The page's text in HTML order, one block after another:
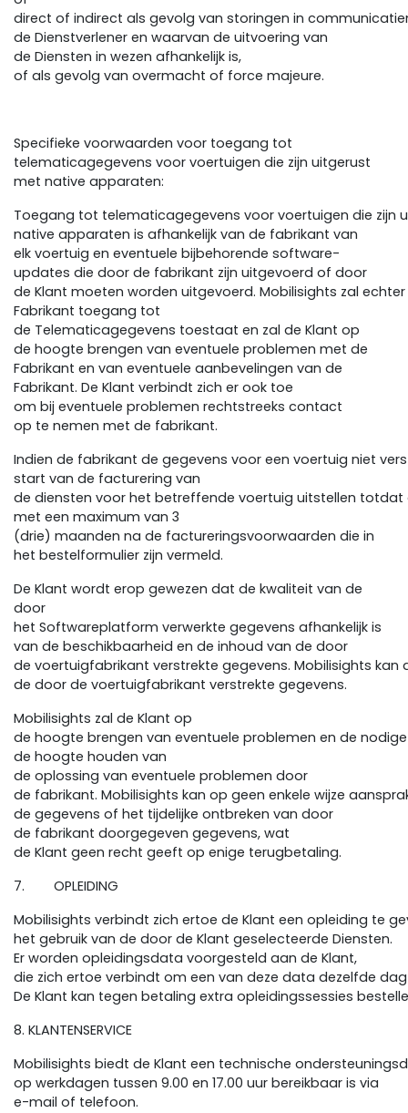
direct of indirect als gevolg van storingen in
de Dienstverlener en waarvan de uitvoering van
de Diensten in wezen afhankelijk is,
of als gevolg van overmacht of force majeure.
Specifieke voorwaarden voor toegang tot
telematicagegevens voor voertuigen die zijn uitgerust
met native apparaten:
Toegang tot telematicagegevens voor voertuigen die zijn
native apparaten is afhankelijk van de fabrikant van
elk voertuig en eventuele bijbehorende software-
updates die door de fabrikant zijn uitgevoerd of door
de Klant moeten worden uitgevoerd. Mobilisights zal
Fabrikant toegang tot
de Telematicagegevens toestaat en zal de Klant op
de hoogte brengen van eventuele problemen met de
Fabrikant en van eventuele aanbevelingen van de
Fabrikant. De Klant verbindt zich er ook toe
om bij eventuele problemen rechtstreeks contact
op te nemen met de fabrikant.
Indien de fabrikant de gegevens voor een voertuig niet
start van de facturering van
de diensten voor het betreffende voertuig uitstellen totdat
met een maximum van 3
(drie) maanden na de factureringsvoorwaarden die in
het bestelformulier zijn vermeld.
De Klant wordt erop gewezen dat de kwaliteit van de
door
het Softwareplatform verwerkte gegevens afhankelijk is
van de beschikbaarheid en de inhoud van de door
de voertuigfabrikant verstrekte gegevens. Mobilisights
de door de voertuigfabrikant verstrekte gegevens.
Mobilisights zal de Klant op
de hoogte brengen van eventuele problemen en de
de hoogte houden van
de oplossing van eventuele problemen door
de fabrikant. Mobilisights kan op geen enkele wijze
de gegevens of het tijdelijke ontbreken van door
de fabrikant doorgegeven gegevens, wat
de Klant geen recht geeft op enige terugbetaling.
7. OPLEIDING
Mobilisights verbindt zich ertoe de Klant een opleiding te
het gebruik van de door de Klant geselecteerde Diensten.
Er worden opleidingsdata voorgesteld aan de Klant,
die zich ertoe verbindt om een van deze data dezelfde
De Klant kan tegen betaling extra opleidingssessies
8. KLANTENSERVICE
Mobilisights biedt de Klant een technische
op werkdagen tussen 9.00 en 17.00 uur bereikbaar is via
e-mail of telefoon.